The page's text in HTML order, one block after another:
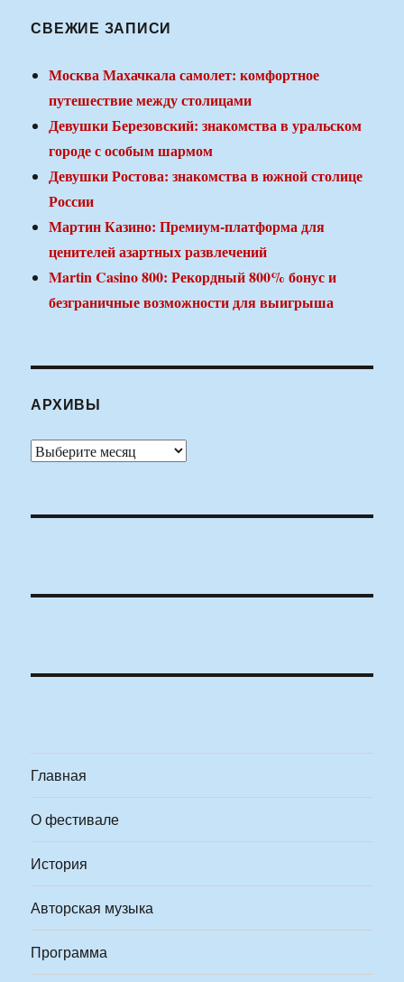
СВЕЖИЕ ЗАПИСИ
Москва Махачкала самолет: комфортное
путешествие между столицами
Девушки Березовский: знакомства в уральском
городе с особым шармом
Девушки Ростова: знакомства в южной столице
России
Мартин Казино: Премиум-платформа для
ценителей азартных развлечений
Martin Casino 800: Рекордный 800% бонус и
безграничные возможности для выигрыша
АРХИВЫ
Архивы
Главная
О фестивале
История
Авторская музыка
Программа